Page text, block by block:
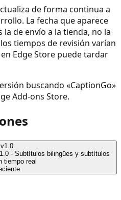
de forma continua a
La fecha que aparece
la de envío a la tienda, no la
tiempos de revisión varían
Edge Store puede tardar
buscando «CaptionGo»
Add-ons Store.
v1.0
- Subtítulos bilingües y subtítulos
tiempo real